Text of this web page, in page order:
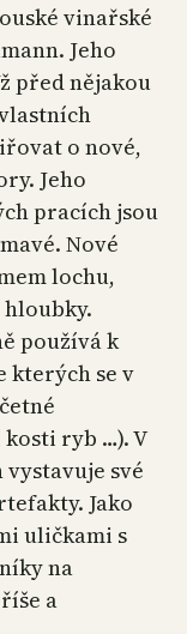
vinařské
Jeho
před nějakou
o nové,
Jeho
pracích jsou
Nové
lochu,
používá k
kterých se v
ryb …). V
své
Jako
uličkami s
na
a